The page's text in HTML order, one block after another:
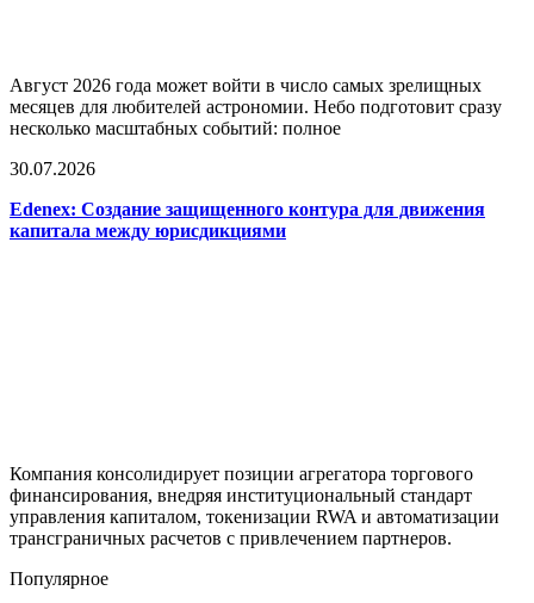
Август 2026 года может войти в число самых зрелищных
месяцев для любителей астрономии. Небо подготовит сразу
несколько масштабных событий: полное
30.07.2026
Edenex: Создание защищенного контура для движения
капитала между юрисдикциями
Компания консолидирует позиции агрегатора торгового
финансирования, внедряя институциональный стандарт
управления капиталом, токенизации RWA и автоматизации
трансграничных расчетов с привлечением партнеров.
Популярное